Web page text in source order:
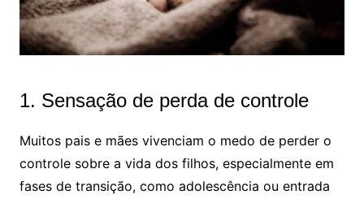
1. Sensação de perda de controle
Muitos pais e mães vivenciam o medo de perder o
controle sobre a vida dos filhos, especialmente em
fases de transição, como adolescência ou entrada